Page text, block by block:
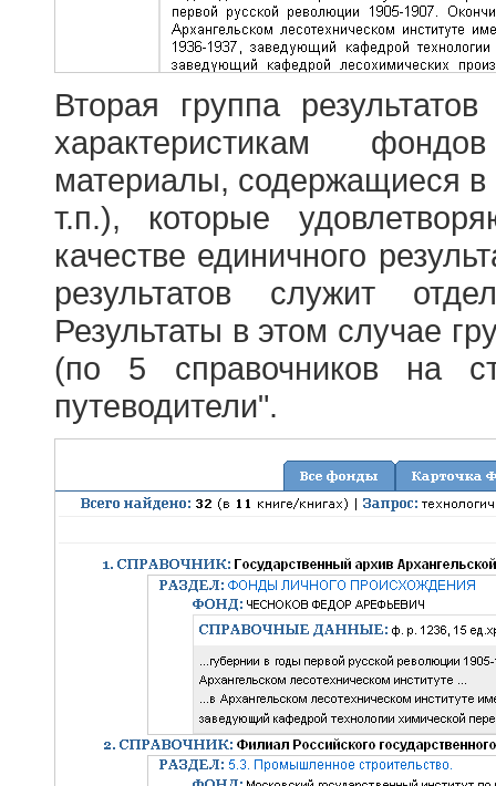
Вторая группа
характеристикам
материалы, содержащиеся в
т.п.), которые
качестве единичного
результатов служит
Результаты в этом случае
(по 5 справочников на
путеводители".